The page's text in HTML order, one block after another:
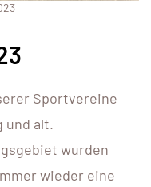
Sportvereine
und alt.
wurden
wieder eine